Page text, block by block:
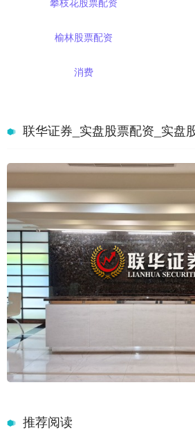
榆林股票配资
消费
联华证券_实盘股票配资_实盘
推荐阅读